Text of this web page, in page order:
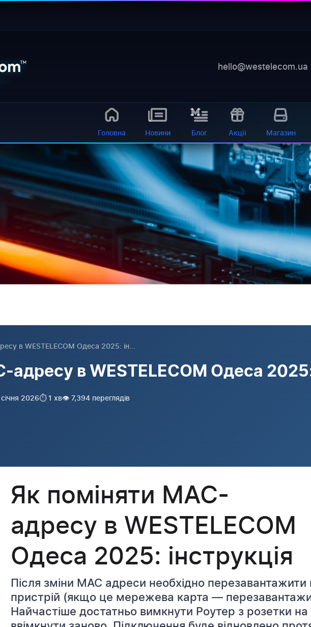
hello@westelecom.ua
Головна Новини Блог Акції Магазин
в WESTELECOM Одеса 2025: ін...
адресу в WESTELECOM Одеса 2025:
2026⏱️ 1 хв👁️ 7,394 переглядів
Як поміняти MAC-
адресу в WESTELECOM
Одеса 2025: інструкція
Після зміни МАС адреси необхідно
пристрій (якщо це мережева карта —
Найчастіше достатньо вимкнути Роутер з розетки на